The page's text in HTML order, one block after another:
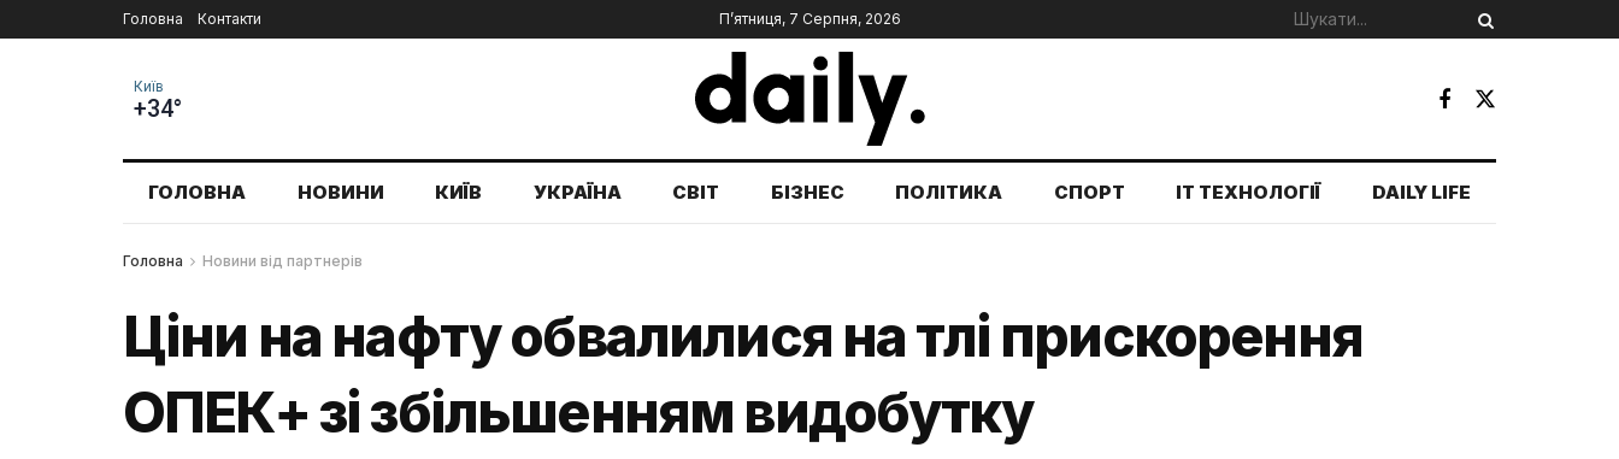
Головна Контакти П’ятниця, 7 Серпня, 2026
Київ
+34°
ГОЛОВНА НОВИНИ КИЇВ УКРАЇНА СВІТ БІЗНЕС ПОЛІТИКА СПОРТ IT ТЕХНОЛОГІЇ DAILY LIFE
Головна Новини від партнерів
Ціни на нафту обвалилися на тлі прискорення
ОПЕК+ зі збільшенням видобутку